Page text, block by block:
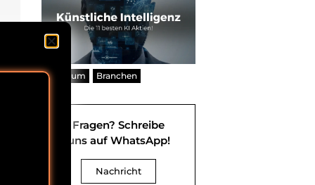
Premium Branchen
Fragen? Schreibe
uns auf WhatsApp!
Nachricht